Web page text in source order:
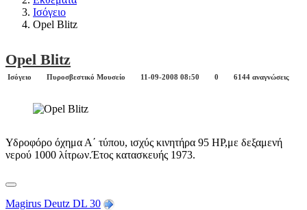
Ισόγειο
Opel Blitz
Opel Blitz
Ισόγειο Πυροσβεστικό Μουσείο 11-09-2008 08:50 0 6144 αναγνώσεις
Υδροφόρο όχημα Α΄ τύπου, ισχύς κινητήρα 95 HP,με δεξαμενή
νερού 1000 λίτρων.Έτος κατασκευής 1973.
Magirus Deutz DL 30